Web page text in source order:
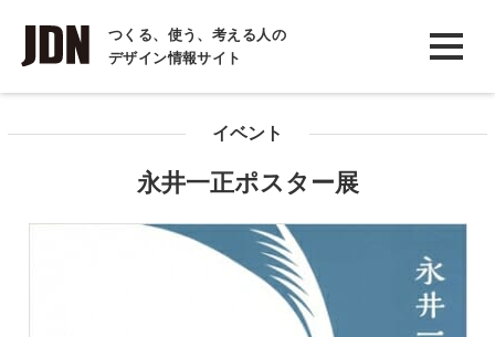
つくる、使う、考える人の
デザイン情報サイト
INTERVIEW
インタビュー
イベント
永井一正ポスター展